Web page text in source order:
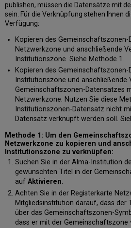
publishen, müssen die Datensätze mit
sein. Für die Verknüpfung stehen Ihnen
Verfügung:
Kopieren des Gemeinschaftszonen-
Netzwerkzone und anschließende
Institutionszone. Siehe Methode 1.
Kopieren des Gemeinschaftszonen-
Institutionszone und anschließende
Gemeinschaftszonen-Datensatzes
Netzwerkzone. Nutzen Sie diese
Institutionszonen-Datensatz nicht
Datensatz verknüpft werden soll.
Methode 1: Um den
Netzwerkzone zu kopieren und
Institutionszone zu verknüpfen:
Suchen Sie in der Alma-Institution
gewünschten Titel in der
auf Aktivieren.
Achten Sie in der Registerkarte
Mitgliedsinstitution darauf, dass der
über das Gemeinschaftszonen-
dass er mit der Gemeinschaftszone